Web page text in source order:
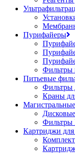
Пурифайеры
Фильтры
Питьевые
Фильтры
Краны
Фильтры
Картриджи для